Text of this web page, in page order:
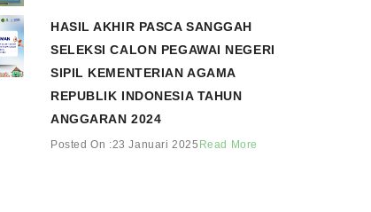
HASIL AKHIR PASCA SANGGAH
SELEKSI CALON PEGAWAI NEGERI
SIPIL KEMENTERIAN AGAMA
REPUBLIK INDONESIA TAHUN
ANGGARAN 2024
Posted On :23 Januari 2025 Read More